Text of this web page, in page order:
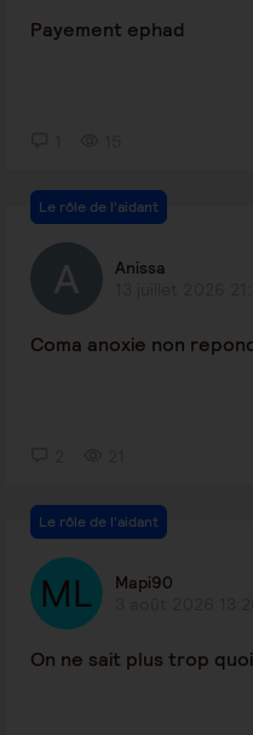
Payement ephad
Le rôle de l'aidant
Anissa
Coma anoxie non
Le rôle de l'aidant
Mapi90
On ne sait plus trop